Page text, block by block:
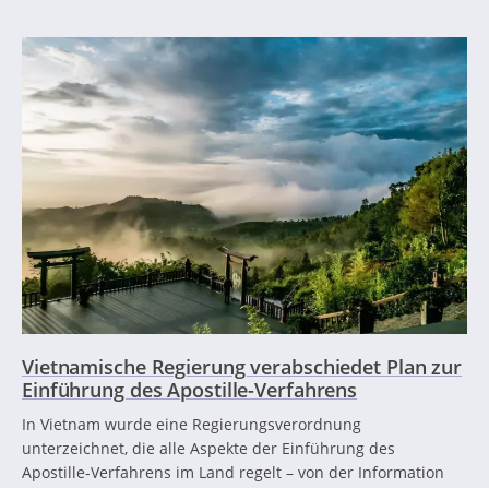
Vietnamische Regierung verabschiedet Plan zur
Einführung des Apostille-Verfahrens
In Vietnam wurde eine Regierungsverordnung
unterzeichnet, die alle Aspekte der Einführung des
Apostille-Verfahrens im Land regelt – von der Information